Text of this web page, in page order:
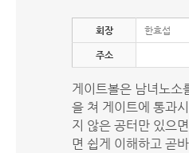
회장 한효섭
주소
게이트볼은 남녀노소
을 쳐 게이트에 통과
지 않은 공터만 있으
면 쉽게 이해하고 곧